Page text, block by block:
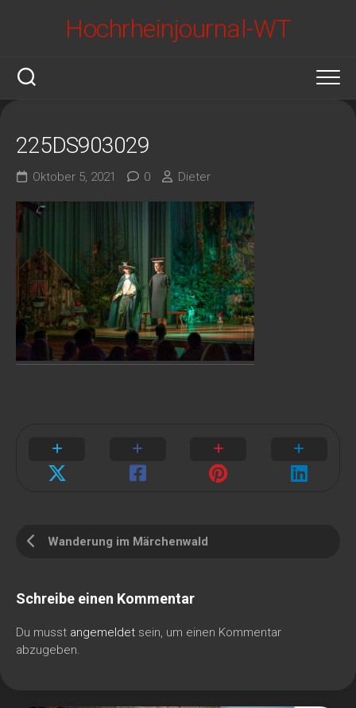
Hochrheinjournal-WT
225DS903029
Oktober 5, 2021 0 Dieter
Wanderung im Märchenwald
Schreibe einen Kommentar
Du musst angemeldet sein, um einen Kommentar
abzugeben.